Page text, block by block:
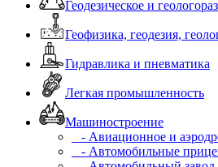
Геодезическое и
Геофизика, геодезия,
Гидравлика и пневматика
Легкая промышленность
Машиностроение
- Авиационное и
- Автомобильные